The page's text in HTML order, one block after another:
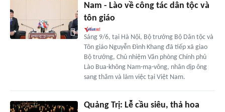
Nam - Lào về công tác dân tộc và
tôn giáo
Sáng 9/6, tại Hà Nội, Bộ trưởng Bộ Dân tộc và
Tôn giáo Nguyễn Đình Khang đã tiếp xã giao
Bộ trưởng, Chủ nhiệm Văn phòng Chính phủ
Lào Bua-không Nam-mạ-vông, nhân dịp ông
sang thăm và làm việc tại Việt Nam.
Quảng Trị: Lễ cầu siêu, thả hoa